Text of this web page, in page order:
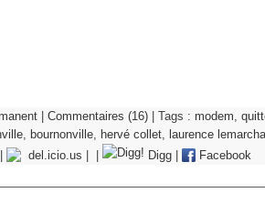
Commentaires (16) | Tags : modem,
, bournonville, hervé collet, laurence
del.icio.us Digg Facebook